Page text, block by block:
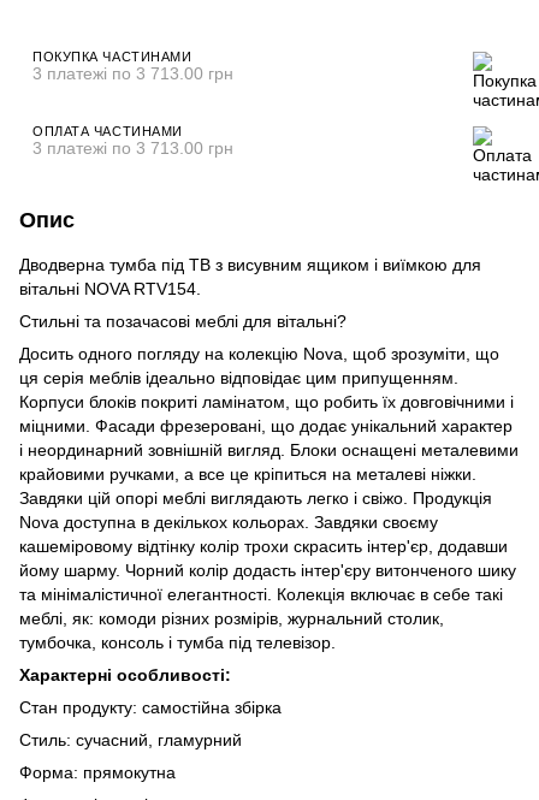
ПОКУПКА ЧАСТИНАМИ
3 платежі по 3 713.00 грн
ОПЛАТА ЧАСТИНАМИ
3 платежі по 3 713.00 грн
Опис
Дводверна тумба під ТВ з висувним ящиком і виїмкою для
вітальні NOVA RTV154.
Стильні та позачасові меблі для вітальні?
Досить одного погляду на колекцію Nova, щоб зрозуміти, що
ця серія меблів ідеально відповідає цим припущенням.
Корпуси блоків покриті ламінатом, що робить їх довговічними і
міцними. Фасади фрезеровані, що додає унікальний характер
і неординарний зовнішній вигляд. Блоки оснащені металевими
крайовими ручками, а все це кріпиться на металеві ніжки.
Завдяки цій опорі меблі виглядають легко і свіжо. Продукція
Nova доступна в декількох кольорах. Завдяки своєму
кашеміровому відтінку колір трохи скрасить інтер'єр, додавши
йому шарму. Чорний колір додасть інтер'єру витонченого шику
та мінімалістичної елегантності. Колекція включає в себе такі
меблі, як: комоди різних розмірів, журнальний столик,
тумбочка, консоль і тумба під телевізор.
Характерні особливості:
Стан продукту: самостійна збірка
Стиль: сучасний, гламурний
Форма: прямокутна